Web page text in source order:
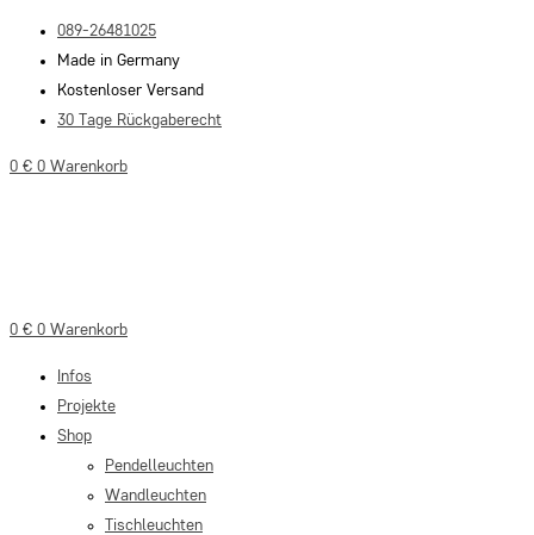
Inhalt
springen
089-26481025
Made in Germany
Kostenloser Versand
30 Tage Rückgaberecht
0 € 0 Warenkorb
0 € 0 Warenkorb
Infos
Projekte
Shop
Pendelleuchten
Wandleuchten
Tischleuchten